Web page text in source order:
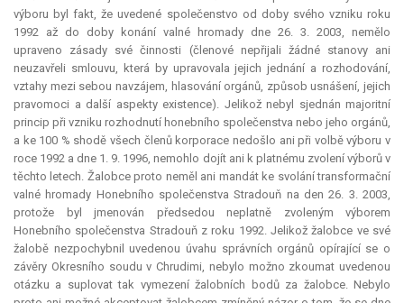
výboru byl fakt, že uvedené společenstvo od doby svého vzniku roku
1992 až do doby konání valné hromady dne 26. 3. 2003, nemělo
upraveno zásady své činnosti (členové nepřijali žádné stanovy ani
neuzavřeli smlouvu, která by upravovala jejich jednání a rozhodování,
vztahy mezi sebou navzájem, hlasování orgánů, způsob usnášení, jejich
pravomoci a další aspekty existence). Jelikož nebyl sjednán majoritní
princip při vzniku rozhodnutí honebního společenstva nebo jeho orgánů,
a ke 100 % shodě všech členů korporace nedošlo ani při volbě výboru v
roce 1992 a dne 1. 9. 1996, nemohlo dojít ani k platnému zvolení výborů v
těchto letech. Žalobce proto neměl ani mandátke svolání transformační
valné hromady Honebního společenstva Stradouň na den 26. 3. 2003,
protože byl jmenován předsedou neplatně zvoleným výborem
Honebního společenstva Stradouň z roku 1992. Jelikož žalobce ve své
žalobě nezpochybnil uvedenou úvahu správních orgánů opírající se o
závěry Okresního soudu v Chrudimi, nebylo možno zkoumat uvedenou
otázku a suplovat tak vymezení žalobních bodů za žalobce. Nebylo